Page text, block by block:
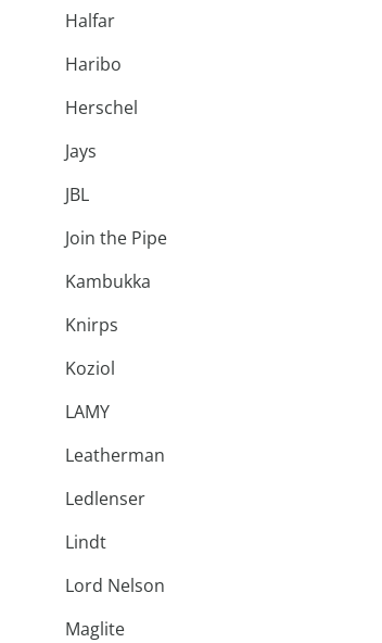
Halfar
Haribo
Herschel
Jays
JBL
Join the Pipe
Kambukka
Knirps
Koziol
LAMY
Leatherman
Ledlenser
Lindt
Lord Nelson
Maglite